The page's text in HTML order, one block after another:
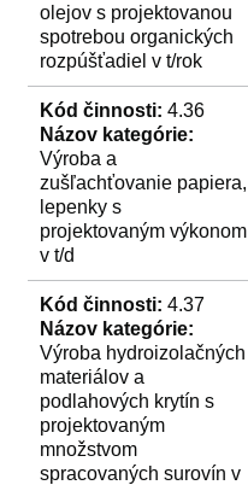
olejov s projektovanou
spotrebou organických
rozpúšťadiel v t/rok
Kód činnosti: 4.36
Názov kategórie:
Výroba a
zušľachťovanie papiera,
lepenky s
projektovaným výkonom
v t/d
Kód činnosti: 4.37
Názov kategórie:
Výroba hydroizolačných
materiálov a
podlahových krytín s
projektovaným
množstvom
spracovaných surovín v